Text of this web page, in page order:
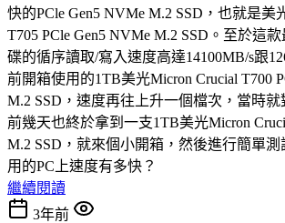
快的PCle Gen5 NVMe M.2 SSD，也就是美
T705 PCle Gen5 NVMe M.2 SSD。至於這
碟的循序讀取/寫入速度高達14100MB/s跟
前開箱使用的1TB美光Micron Crucial T700
M.2 SSD，速度再往上升一個檔次，當時
前幾天也終於拿到一支1TB美光Micron
M.2 SSD，就來個小開箱，然後進行簡單
用的PC上速度有多快？
繼續閱讀
3年前